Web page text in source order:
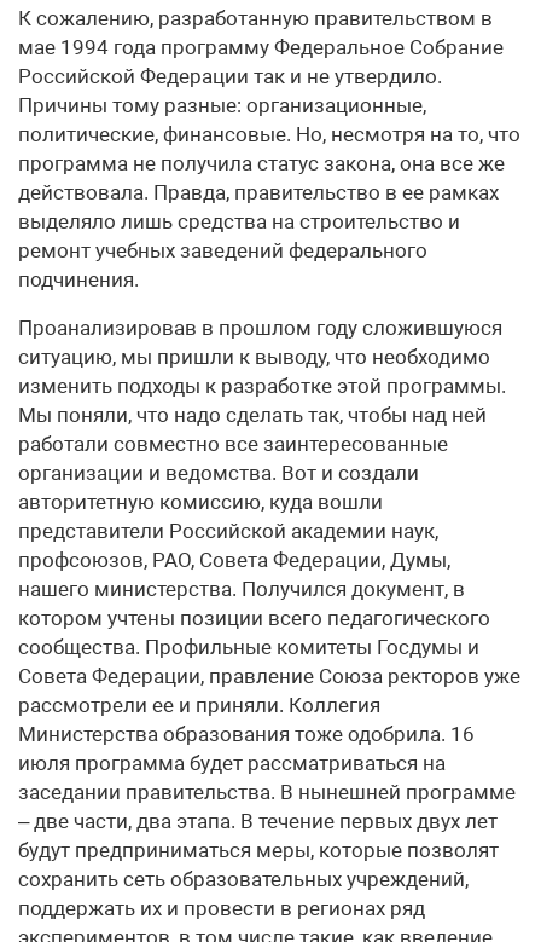
К сожалению, разработанную правительством в
мае 1994 года программу Федеральное Собрание
Российской Федерации так и не утвердило.
Причины тому разные: организационные,
политические, финансовые. Но, несмотря на то, что
программа не получила статус закона, она все же
действовала. Правда, правительство в ее рамках
выделяло лишь средства на строительство и
ремонт учебных заведений федерального
подчинения.
Проанализировав в прошлом году сложившуюся
ситуацию, мы пришли к выводу, что необходимо
изменить подходы к разработке этой программы.
Мы поняли, что надо сделать так, чтобы над ней
работали совместно все заинтересованные
организации и ведомства. Вот и создали
авторитетную комиссию, куда вошли
представители Российской академии наук,
профсоюзов, РАО, Совета Федерации, Думы,
нашего министерства. Получился документ, в
котором учтены позиции всего педагогического
сообщества. Профильные комитеты Госдумы и
Совета Федерации, правление Союза ректоров уже
рассмотрели ее и приняли. Коллегия
Министерства образования тоже одобрила. 16
июля программа будет рассматриваться на
заседании правительства. В нынешней программе
– две части, два этапа. В течение первых двух лет
будут предприниматься меры, которые позволят
сохранить сеть образовательных учреждений,
поддержать их и провести в регионах ряд
экспериментов, в том числе такие, как введение